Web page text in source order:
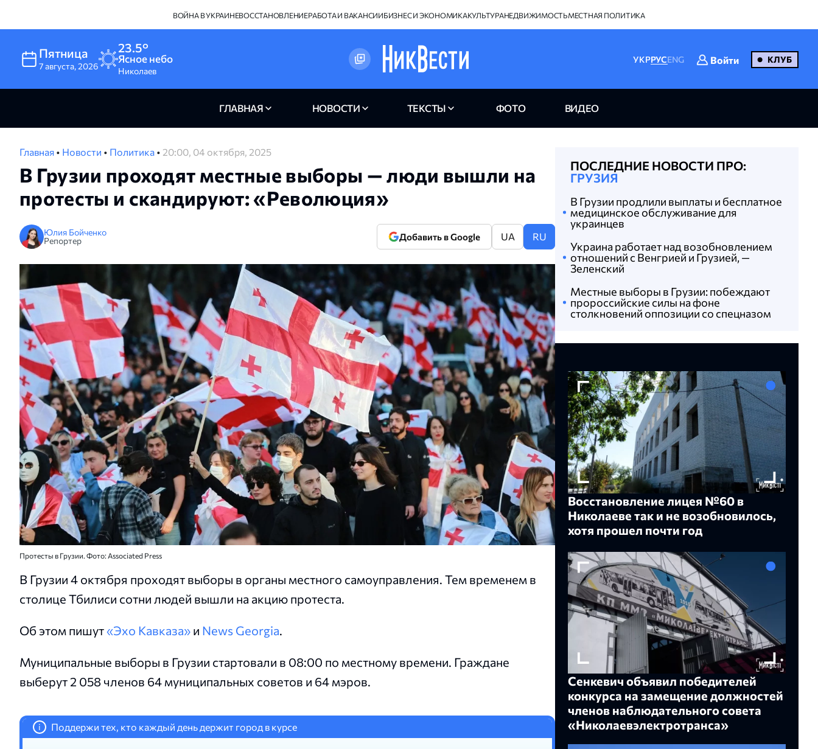
ВОЙНА В УКРАИНЕВОССТАНОВЛЕНИЕРАБОТА И ВАКАНСИИБИЗНЕС И ЭКОНОМИКАКУЛЬТУРАНЕДВИЖИМОСТЬМЕСТНАЯ ПОЛИТИКА
Пятница
7августа,2026
23.5°
Ясное небо
Николаев
УКРРУСENG Войти КЛУБ
ГЛАВНАЯ НОВОСТИ ТЕКСТЫ ФОТО ВИДЕО
Главная • Новости • Политика • 20:00, 04 октября, 2025
В Грузии проходят местные выборы — люди вышли на
протесты и скандируют: «Революция»
Юлия Бойченко
Репортер
Добавить в Google UA RU
Протесты в Грузии. Фото: Associated Press
В Грузии 4 октября проходят выборы в органы местного самоуправления. Тем временем в
столице Тбилиси сотни людей вышли на акцию протеста.
Об этом пишут«Эхо Кавказа» и News Georgia.
Муниципальные выборы в Грузии стартовали в 08:00 по местному времени. Граждане
выберут 2 058 членов 64 муниципальных советов и 64 мэров.
i Поддержи тех, кто каждый день держит город в курсе
ПОСЛЕДНИЕ НОВОСТИ ПРО:
ГРУЗИЯ
В Грузии продлили выплаты и бесплатное
медицинское обслуживание для
украинцев
Украина работает над возобновлением
отношений с Венгрией и Грузией, —
Зеленский
Местные выборы в Грузии: побеждают
пророссийские силы на фоне
столкновений оппозиции со спецназом
Восстановление лицея №60 в
Николаеве так и не возобновилось,
хотя прошел почти год
Сенкевич объявил победителей
конкурса на замещение должностей
членов наблюдательного совета
«Николаевэлектротранса»